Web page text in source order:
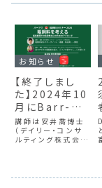
お知らせ
【終了しまし
た】2024年10
月にBarr-
Ag（バーアグ）
社主催でバー
アグ・粗飼料セ
講師は安井喬博士
（デイリー・コンサ
ルティング株式会
農畜産の生産者さ